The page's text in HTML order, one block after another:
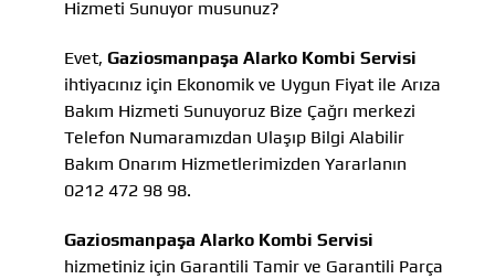
Hizmeti Sunuyor musunuz?
Evet, Gaziosmanpaşa Alarko Kombi Servisi
ihtiyacınız için Ekonomik ve Uygun Fiyat ile Arıza
Bakım Hizmeti Sunuyoruz Bize Çağrı merkezi
Telefon Numaramızdan Ulaşıp Bilgi Alabilir
Bakım Onarım Hizmetlerimizden Yararlanın
0212 472 98 98.
Gaziosmanpaşa Alarko Kombi Servisi
hizmetiniz için Garantili Tamir ve Garantili Parça